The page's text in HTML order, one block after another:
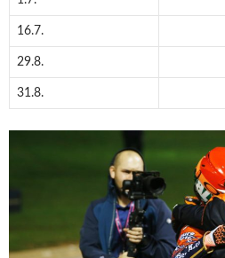
16.7.
29.8.
31.8.